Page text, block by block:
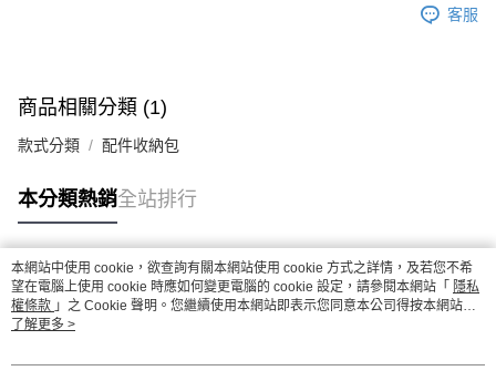
客服
商品相關分類 (1)
款式分類 配件收納包
本分類熱銷全站排行
熱門標籤
本網站中使用 cookie，欲查詢有關本網站使用 cookie 方式之詳情，及若您不希
望在電腦上使用 cookie 時應如何變更電腦的 cookie 設定，請參閱本網站「 隱私
權條款 」之 Cookie 聲明。您繼續使用本網站即表示您同意本公司得按本網站使
用條款之 Cookie 聲明使用 cookie。
了解更多 >